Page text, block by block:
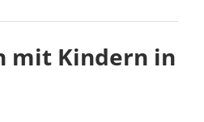
mit Kindern in